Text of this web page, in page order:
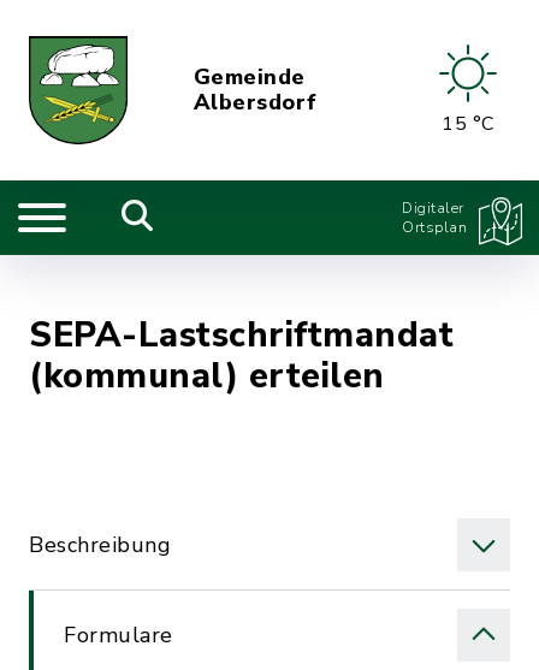
Gemeinde
Albersdorf
15 °C
Digitaler
Ortsplan
SEPA-Lastschriftmandat
(kommunal) erteilen
Beschreibung
Formulare